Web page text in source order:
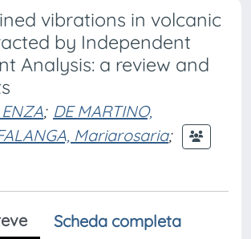
vibrations in volcanic
by Independent
Analysis: a review and
; DE MARTINO,
Mariarosaria;
Scheda completa